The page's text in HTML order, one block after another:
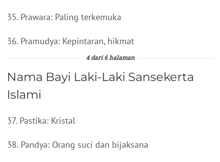
35. Prawara: Paling terkemuka
36. Pramudya: Kepintaran, hikmat
4 dari 6 halaman
Nama Bayi Laki-Laki Sansekerta
Islami
37. Pastika: Kristal
38. Pandya: Orang suci dan bijaksana